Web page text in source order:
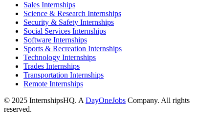
Sales Internships
Science & Research Internships
Security & Safety Internships
Social Services Internships
Software Internships
Sports & Recreation Internships
Technology Internships
Trades Internships
Transportation Internships
Remote Internships
© 2025 InternshipsHQ. A DayOneJobs Company. All rights
reserved.